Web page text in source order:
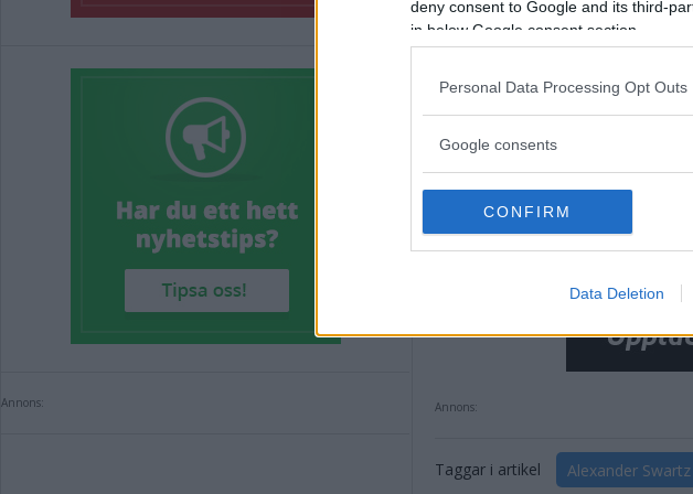
deny consent to Google and its third-
in below Google consent section.
Personal Data Processing Opt Outs
Google consents
CONFIRM
Data Deletion
Annons: Annons:
Taggar i artikel Alexander Swartz